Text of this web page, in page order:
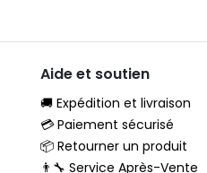
Aide et soutien
🚚 Expédition et livraison
💳 Paiement sécurisé
📦 Retourner un produit
👨‍🔧 Service Après-Vente